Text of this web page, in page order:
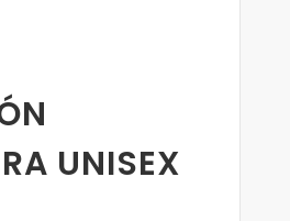
UNISEX